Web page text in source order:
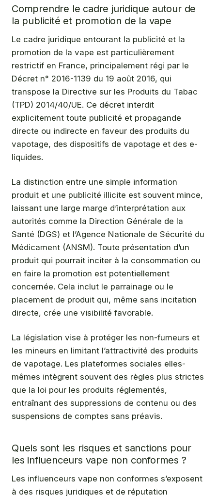
Comprendre le cadre juridique autour de
la publicité et promotion de la vape
Le cadre juridique entourant la publicité et la
promotion de la vape est particulièrement
restrictif en France, principalement régi par le
Décret n° 2016-1139 du 19 août 2016, qui
transpose la Directive sur les Produits du Tabac
(TPD) 2014/40/UE. Ce décret interdit
explicitement toute publicité et propagande
directe ou indirecte en faveur des produits du
vapotage, des dispositifs de vapotage et des e-
liquides.
La distinction entre une simple information
produit et une publicité illicite est souvent mince,
laissant une large marge d’interprétation aux
autorités comme la Direction Générale de la
Santé (DGS) et l’Agence Nationale de Sécurité du
Médicament (ANSM). Toute présentation d’un
produit qui pourrait inciter à la consommation ou
en faire la promotion est potentiellement
concernée. Cela inclut le parrainage ou le
placement de produit qui, même sans incitation
directe, crée une visibilité favorable.
La législation vise à protéger les non-fumeurs et
les mineurs en limitant l’attractivité des produits
de vapotage. Les plateformes sociales elles-
mêmes intègrent souvent des règles plus strictes
que la loi pour les produits réglementés,
entraînant des suppressions de contenu ou des
suspensions de comptes sans préavis.
Quels sont les risques et sanctions pour
les influenceurs vape non conformes ?
Les influenceurs vape non conformes s’exposent
à des risques juridiques et de réputation